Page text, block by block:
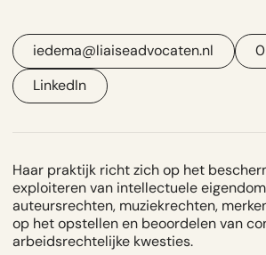
iedema@liaiseadvocaten.nl
LinkedIn
Haar praktijk richt zich op het
exploiteren van intellectuele
auteursrechten, muziekrechten,
op het opstellen en beoordelen van
arbeidsrechtelijke kwesties.